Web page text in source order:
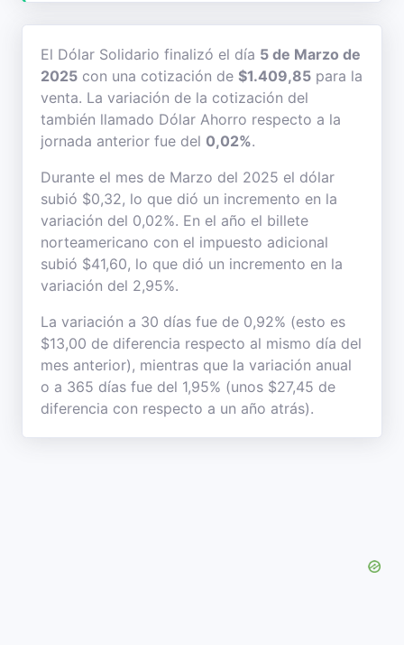
El Dólar Solidario finalizó el día 5 de Marzo de
2025 con una cotización de $1.409,85 para la
venta. La variación de la cotización del
también llamado Dólar Ahorro respecto a la
jornada anterior fue del 0,02%.
Durante el mes de Marzo del 2025 el dólar
subió $0,32, lo que dió un incremento en la
variación del 0,02%. En el año el billete
norteamericano con el impuesto adicional
subió $41,60, lo que dió un incremento en la
variación del 2,95%.
La variación a 30 días fue de 0,92% (esto es
$13,00 de diferencia respecto al mismo día del
mes anterior), mientras que la variación anual
o a 365 días fue del 1,95% (unos $27,45 de
diferencia con respecto a un año atrás).